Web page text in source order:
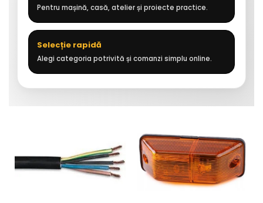
Pentru mașină, casă, atelier și proiecte practice.
Selecție rapidă
Alegi categoria potrivită și comanzi simplu online.